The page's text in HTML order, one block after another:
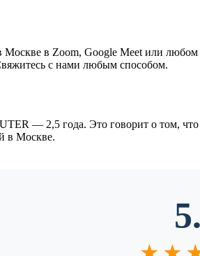
Москве в Zoom, Google Meet или
с нами любым способом.
— 2,5 года. Это говорит о том,
в Москве.